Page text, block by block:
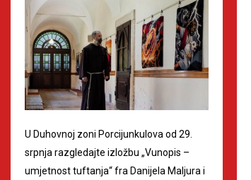
U Duhovnoj zoni Porcijunkulova od 29.
srpnja razgledajte izložbu „Vunopis –
umjetnost tuftanja“ fra Danijela Maljura i